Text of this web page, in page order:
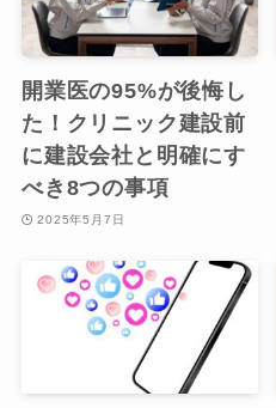
開業医の95%が後悔し
た！クリニック建設前
に建設会社と明確にす
べき8つの事項
2025年5月7日